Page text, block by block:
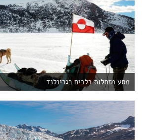
מסע מזחלות כלבים בגרינלנד